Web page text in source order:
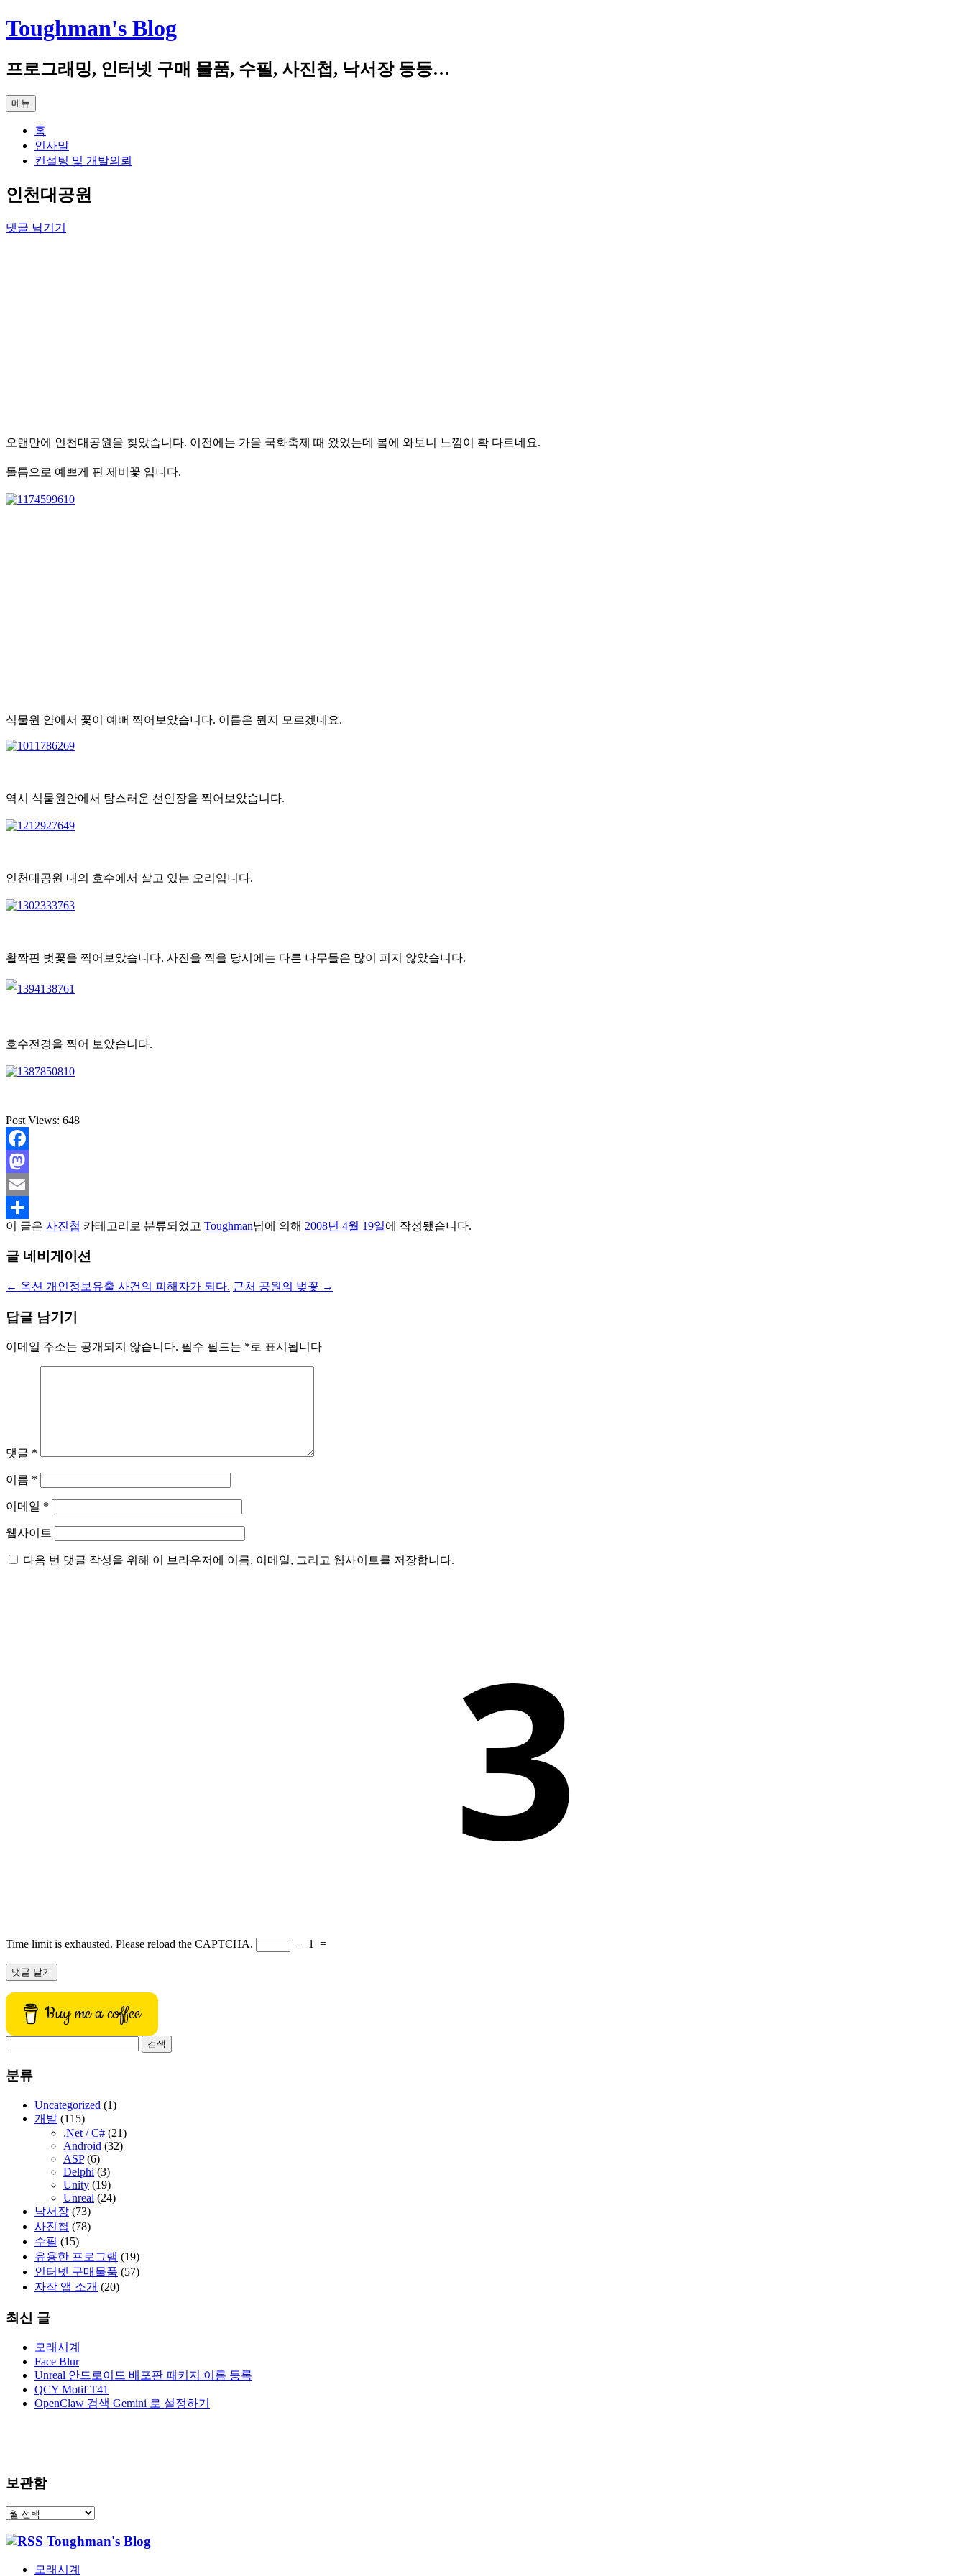
컨
텐
로
너
뛰
Toughman's Blog
프로그래밍, 인터넷 구매 물품, 수필, 사진첩, 낙서장 등등…
메뉴
홈
인사말
컨설팅 및 개발의뢰
인천대공원
댓글 남기기
오랜만에 인천대공원을 찾았습니다. 이전에는 가을 국화축제 때 왔었는데 봄에 와보니 느낌이 확 다르네요.
돌틈으로 예쁘게 핀 제비꽃 입니다.
식물원 안에서 꽃이 예뻐 찍어보았습니다. 이름은 뭔지 모르겠네요.
역시 식물원안에서 탐스러운 선인장을 찍어보았습니다.
인천대공원 내의 호수에서 살고 있는 오리입니다.
활짝핀 벗꽃을 찍어보았습니다. 사진을 찍을 당시에는 다른 나무들은 많이 피지 않았습니다.
호수전경을 찍어 보았습니다.
Post Views: 648
Facebook
Mastodon
Email
Share
이 글은 사진첩 카테고리로 분류되었고 Toughman님에 의해 2008년 4월 19일에 작성됐습니다.
글 네비게이션
← 옥션 개인정보유출 사건의 피해자가 되다. 근처 공원의 벚꽃 →
답글 남기기
이메일 주소는 공개되지 않습니다. 필수 필드는 *로 표시됩니다
댓글 *
이름 *
이메일 *
웹사이트
다음 번 댓글 작성을 위해 이 브라우저에 이름, 이메일, 그리고 웹사이트를 저장합니다.
Time limit is exhausted. Please reload the CAPTCHA. − 1 =
Buy me a coffee
분류
Uncategorized (1)
개발 (115)
.Net / C# (21)
Android (32)
ASP(6)
Delphi (3)
Unity (19)
Unreal (24)
낙서장 (73)
사진첩 (78)
수필 (15)
유용한 프로그램 (19)
인터넷 구매물품 (57)
자작 앱 소개 (20)
최신 글
모래시계
Face Blur
Unreal 안드로이드 배포판 패키지 이름 등록
QCY Motif T41
OpenClaw 검색 Gemini 로 설정하기
보관함
보
함
Toughman's Blog
모래시계